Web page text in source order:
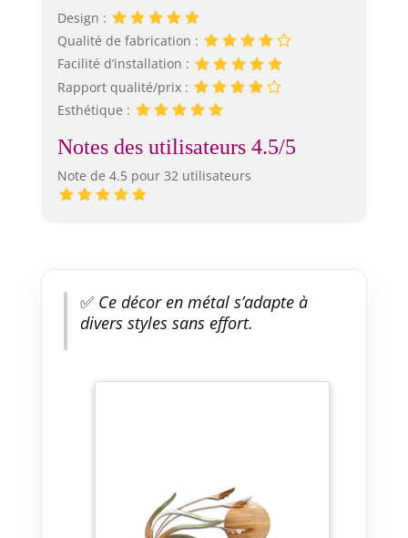
Design :
Qualité de fabrication :
Facilité d’installation :
Rapport qualité/prix :
Esthétique :
Notes des utilisateurs 4.5/5
Note de 4.5 pour 32 utilisateurs
✅Ce décor en métal s’adapte à
divers styles sans effort.